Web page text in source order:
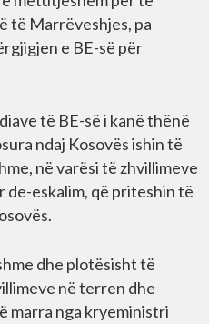
të Marrëveshjes, pa
e BE-së për
të BE-së i kanë thënë
ndaj Kosovës ishin të
në varësi të zhvillimeve
eskalim, që priteshin të
dhe plotësisht të
në terren dhe
marra nga kryeministri